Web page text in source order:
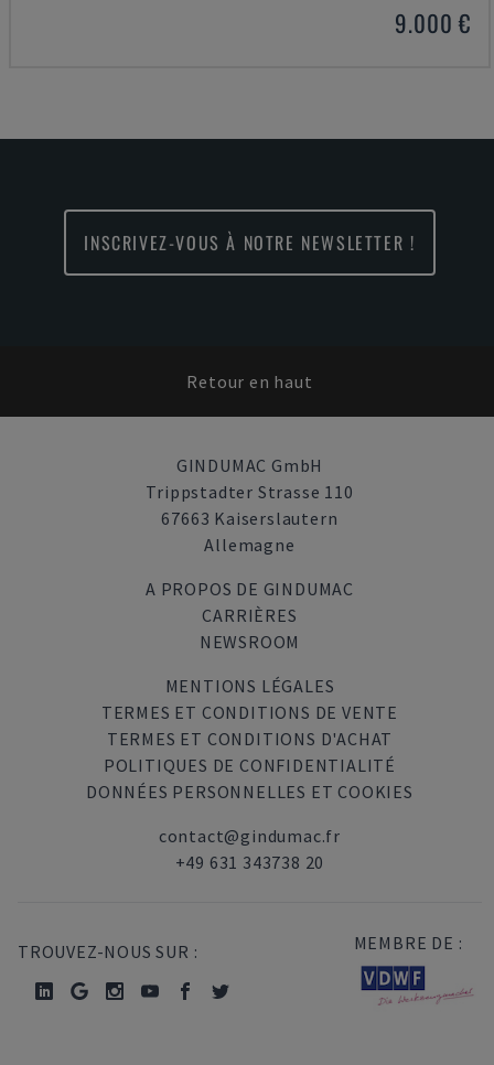
9.000 €
INSCRIVEZ-VOUS À NOTRE NEWSLETTER !
Retour en haut
GINDUMAC GmbH
Trippstadter Strasse 110
67663 Kaiserslautern
Allemagne
A PROPOS DE GINDUMAC
CARRIÈRES
NEWSROOM
MENTIONS LÉGALES
TERMES ET CONDITIONS DE VENTE
TERMES ET CONDITIONS D'ACHAT
POLITIQUES DE CONFIDENTIALITÉ
DONNÉES PERSONNELLES ET COOKIES
contact@gindumac.fr
+49 631 343738 20
TROUVEZ-NOUS SUR : MEMBRE DE :